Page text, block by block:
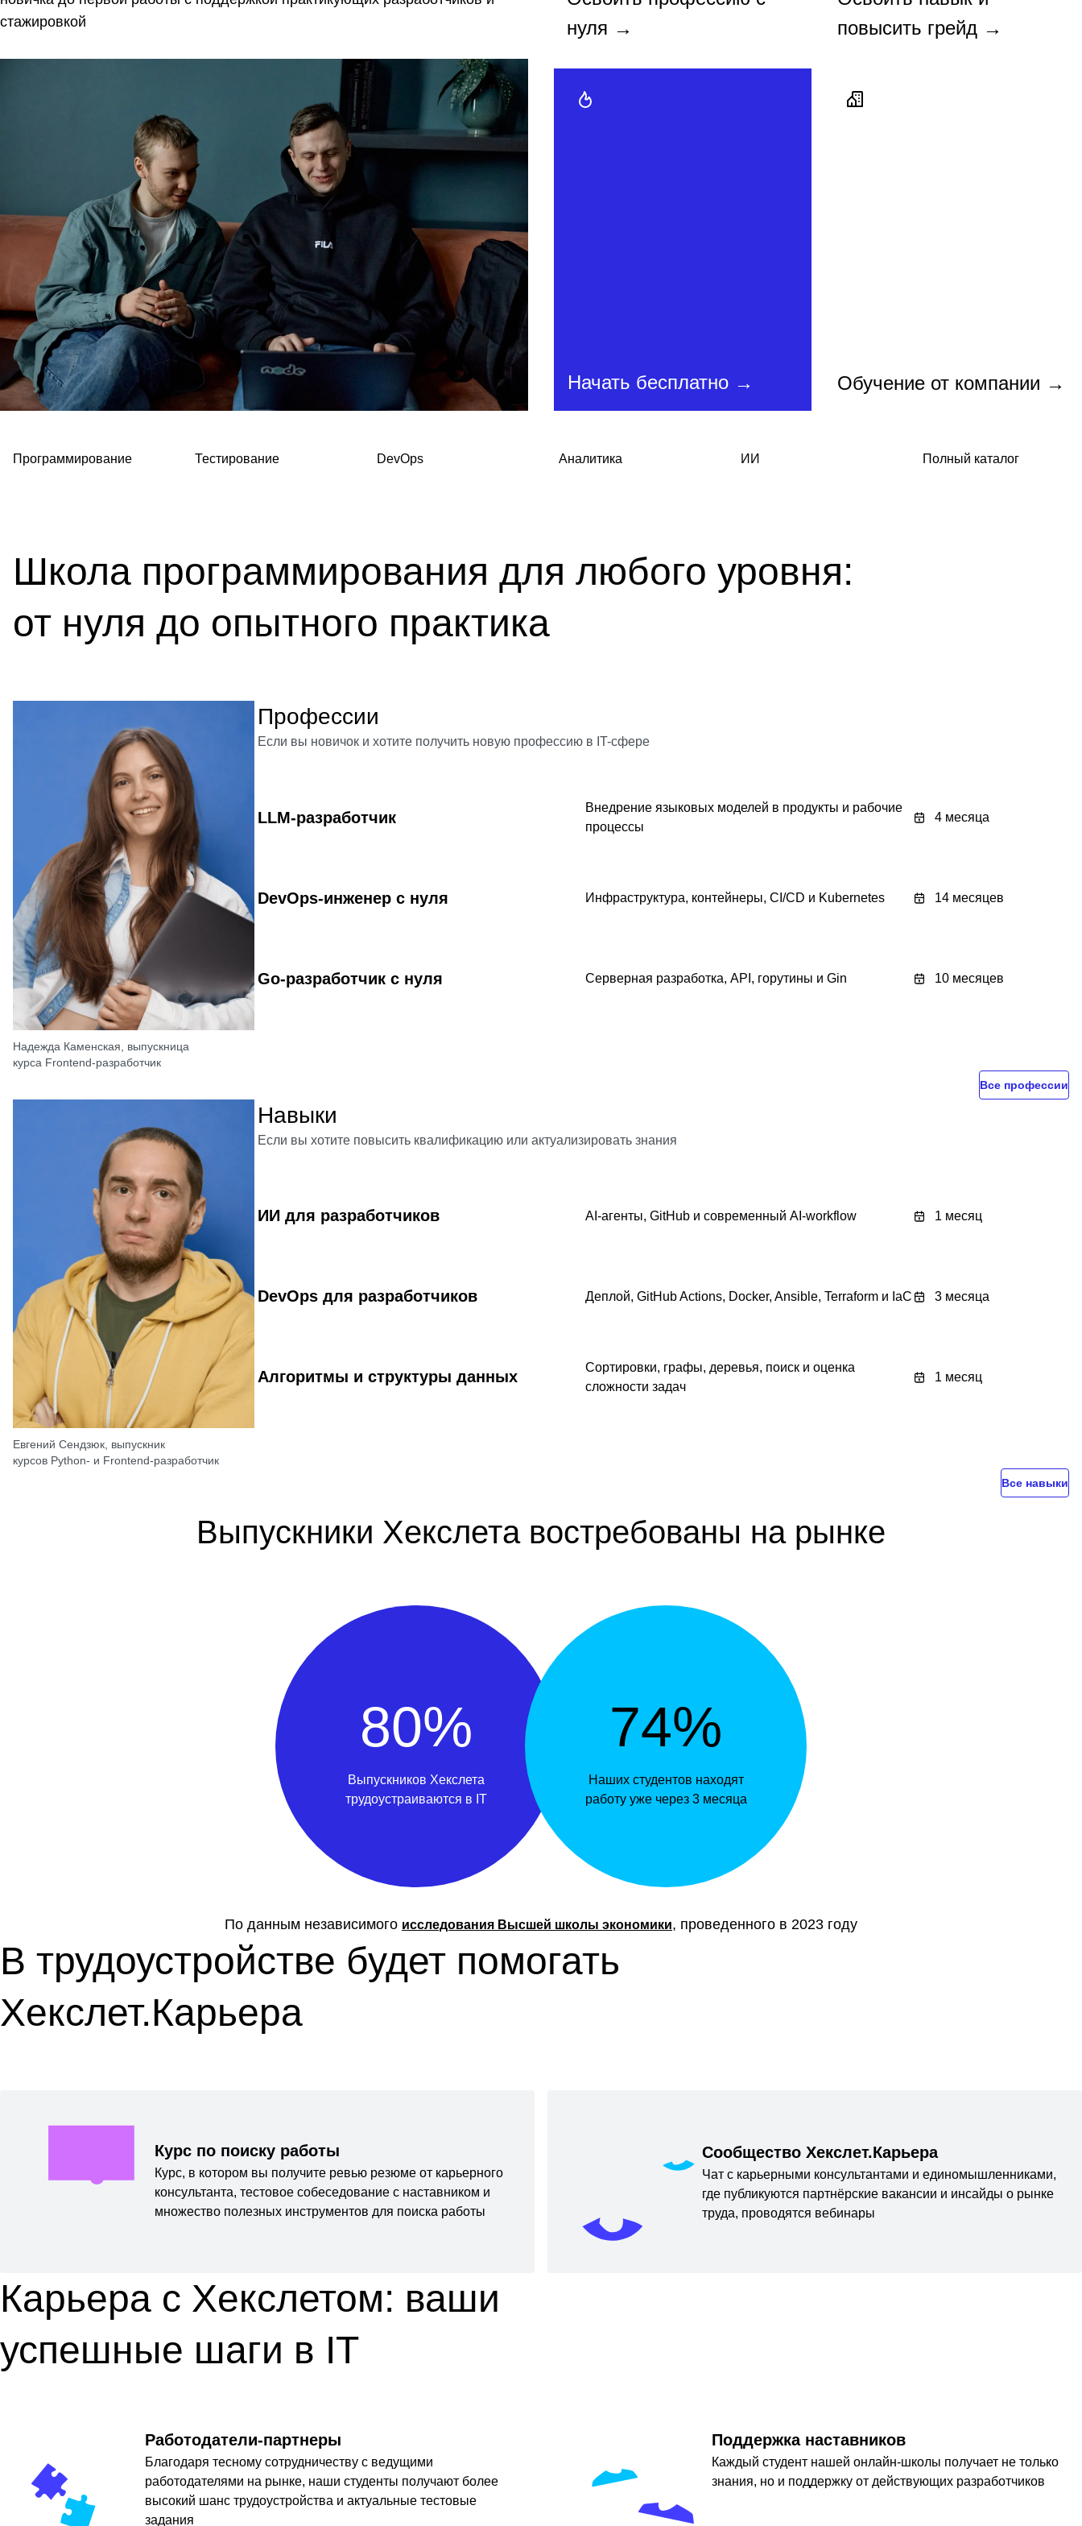
стажировкой
нуля →
повысить грейд →
Начать бесплатно → Обучение от компании →
Программирование Тестирование DevOps Аналитика ИИ Полный каталог
Школа программирования для любого уровня:
от нуля до опытного практика
Надежда Каменская, выпускница
курса Frontend-разработчик
Профессии
Если вы новичок и хотите получить новую профессию в IT-сфере
LLM-разработчик
Внедрение языковых моделей в продукты и рабочие
процессы
4 месяца
DevOps-инженер с нуля Инфраструктура, контейнеры, CI/CD и Kubernetes 14 месяцев
Go-разработчик с нуля Серверная разработка, API, горутины и Gin 10 месяцев
Все профессии
Евгений Сендзюк, выпускник
курсов Python- и Frontend-разработчик
Навыки
Если вы хотите повысить квалификацию или актуализировать знания
ИИ для разработчиков AI-агенты, GitHub и современный AI-workflow 1 месяц
DevOps для разработчиков Деплой, GitHub Actions, Docker, Ansible, Terraform и IaC 3 месяца
Алгоритмы и структуры данных
Сортировки, графы, деревья, поиск и оценка
сложности задач
1 месяц
Все навыки
Выпускники Хекслета востребованы на рынке
80%
Выпускников Хекслета
трудоустраиваются в IT
74%
Наших студентов находят
работу уже через 3 месяца
По данным независимого исследования Высшей школы экономики, проведенного в 2023 году
В трудоустройстве будет помогать
Хекслет.Карьера
Курс по поиску работы
Курс, в котором вы получите ревью резюме от карьерного
консультанта, тестовое собеседование с наставником и
множество полезных инструментов для поиска работы
Сообщество Хекслет.Карьера
Чат с карьерными консультантами и единомышленниками,
где публикуются партнёрские вакансии и инсайды о рынке
труда, проводятся вебинары
Карьера с Хекслетом: ваши
успешные шаги в IT
Работодатели-партнеры
Благодаря тесному сотрудничеству с ведущими
работодателями на рынке, наши студенты получают более
высокий шанс трудоустройства и актуальные тестовые
задания
Поддержка наставников
Каждый студент нашей онлайн-школы получает не только
знания, но и поддержку от действующих разработчиков